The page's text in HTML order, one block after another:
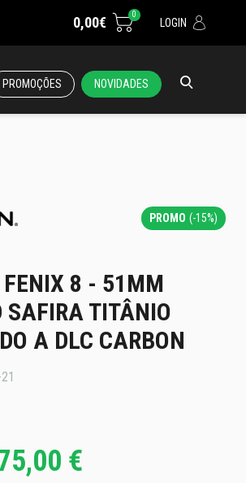
0,00€ 0
LOGIN
PROMOÇÕES NOVIDADES
PROMO (-15%)
8 - 51MM
SAFIRA TITÂNIO
A DLC CARBON
€